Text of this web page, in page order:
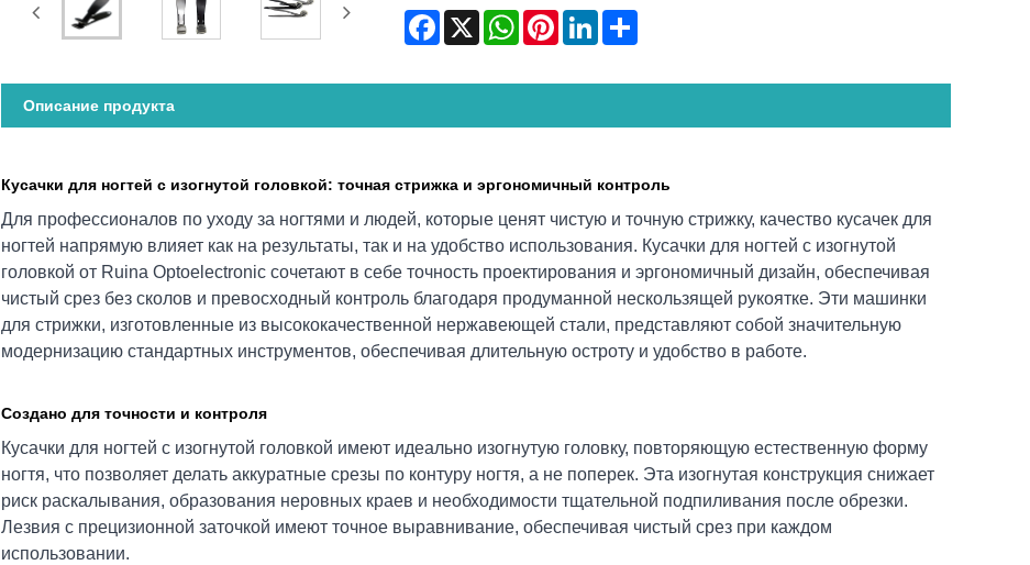
Facebook
X WhatsAppPinterestLinkedInShare
Описание продукта
Кусачки для ногтей с изогнутой головкой: точная стрижка и эргономичный контроль
Для профессионалов по уходу за ногтями и людей, которые ценят чистую и точную стрижку, качество кусачек для
ногтей напрямую влияет как на результаты, так и на удобство использования. Кусачки для ногтей с изогнутой
головкой от Ruina Optoelectronic сочетают в себе точность проектирования и эргономичный дизайн, обеспечивая
чистый срез без сколов и превосходный контроль благодаря продуманной нескользящей рукоятке. Эти машинки
для стрижки, изготовленные из высококачественной нержавеющей стали, представляют собой значительную
модернизацию стандартных инструментов, обеспечивая длительную остроту и удобство в работе.
Создано для точности и контроля
Кусачки для ногтей с изогнутой головкой имеют идеально изогнутую головку, повторяющую естественную форму
ногтя, что позволяет делать аккуратные срезы по контуру ногтя, а не поперек. Эта изогнутая конструкция снижает
риск раскалывания, образования неровных краев и необходимости тщательной подпиливания после обрезки.
Лезвия с прецизионной заточкой имеют точное выравнивание, обеспечивая чистый срез при каждом
использовании.